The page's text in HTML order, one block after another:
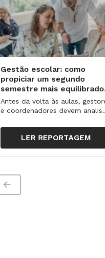
Gestão escolar: como
propiciar um segundo
semestre mais equilibrado
para os professores?
Antes da volta às aulas,
e coordenadores devem
organizar ações para orientar o
trabalho pedagógico ao longo
do período
LER REPORTAGEM